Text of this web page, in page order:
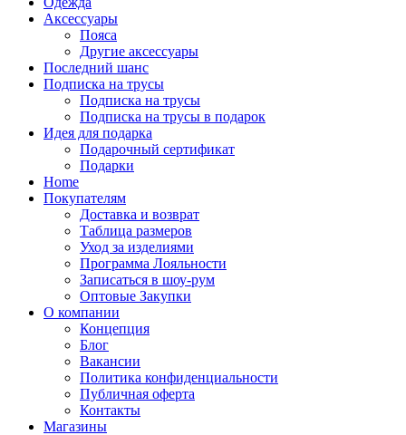
Аксессуары
Пояса
Другие аксессуары
Последний шанс
Подписка на трусы
Подписка на трусы
Подписка на трусы в подарок
Идея для подарка
Подарочный сертификат
Подарки
Home
Покупателям
Доставка и возврат
Таблица размеров
Уход за изделиями
Программа Лояльности
Записаться в шоу-рум
Оптовые Закупки
О компании
Концепция
Блог
Вакансии
Политика конфиденциальности
Публичная оферта
Контакты
Магазины